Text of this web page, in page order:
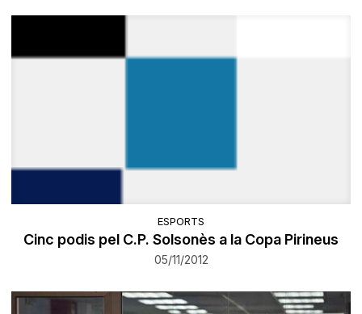
ESPORTS
Cinc podis pel C.P. Solsonès a la Copa Pirineus
05/11/2012